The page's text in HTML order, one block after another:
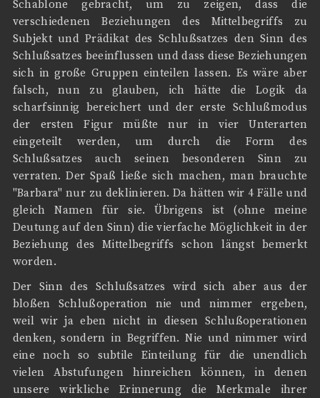
Schablone gebracht, um zu zeigen, dass die
verschiedenen Beziehungen des Mittelbegriffs zu
Subjekt und Prädikat des Schlußsatzes den Sinn des
Schlußsatzes beeinflussen und dass diese Beziehungen
sich in große Gruppen einteilen lassen. Es wäre aber
falsch, nun zu glauben, ich hätte die Logik da
scharfsinnig bereichert und der erste Schlußmodus
der ersten Figur müßte nur in vier Unterarten
eingeteilt werden, um durch die Form des
Schlußsatzes auch seinen besonderen Sinn zu
verraten. Der Spaß ließe sich machen, man brauchte
"Barbara" nur zu deklinieren. Da hätten wir 4 Fälle und
gleich Namen für sie. Übrigens ist (ohne meine
Deutung auf den Sinn) die vierfache Möglichkeit in der
Beziehung des Mittelbegriffs schon längst bemerkt
worden.
Der Sinn des Schlußsatzes wird sich aber aus der
bloßen Schlußoperation nie und nimmer ergeben,
weil wir ja eben nicht in diesen Schlußoperationen
denken, sondern in Begriffen. Nie und nimmer wird
eine noch so subtile Einteilung für die unendlich
vielen Abstufungen hinreichen können, in denen
unsere wirkliche Erinnerung die Merkmale ihrer